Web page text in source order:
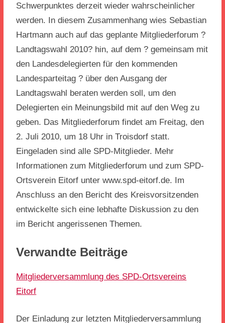
Schwerpunktes derzeit wieder wahrscheinlicher
werden. In diesem Zusammenhang wies Sebastian
Hartmann auch auf das geplante Mitgliederforum ?
Landtagswahl 2010? hin, auf dem ? gemeinsam mit
den Landesdelegierten für den kommenden
Landesparteitag ? über den Ausgang der
Landtagswahl beraten werden soll, um den
Delegierten ein Meinungsbild mit auf den Weg zu
geben. Das Mitgliederforum findet am Freitag, den
2. Juli 2010, um 18 Uhr in Troisdorf statt.
Eingeladen sind alle SPD-Mitglieder. Mehr
Informationen zum Mitgliederforum und zum SPD-
Ortsverein Eitorf unter www.spd-eitorf.de. Im
Anschluss an den Bericht des Kreisvorsitzenden
entwickelte sich eine lebhafte Diskussion zu den
im Bericht angerissenen Themen.
Verwandte Beiträge
Mitgliederversammlung des SPD-Ortsvereins
Eitorf
Der Einladung zur letzten Mitgliederversammlung